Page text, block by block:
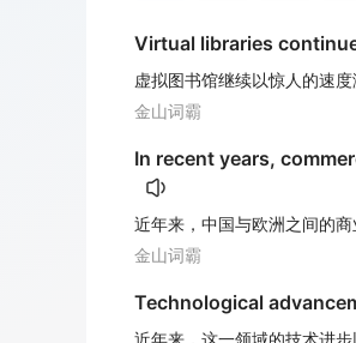
Virtual libraries
虚拟图书馆继续以惊人的速
金山词霸
In recent years,
近年来，中国与欧洲之间的
金山词霸
Technological
近年来，这一领域的技术进步